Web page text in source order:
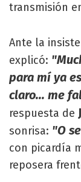
transmisión
Ante la
explicó:
para mí ya
claro... me
respuesta de
sonrisa: "O
con picardía
reposera